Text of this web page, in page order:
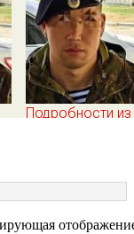
Подробности из
спасло его в
схватке с
медведем